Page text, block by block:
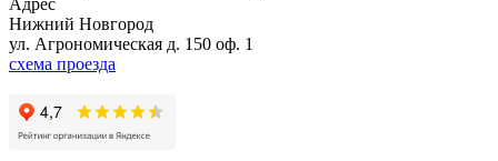
Нижний Новгород
ул. Агрономическая д. 150 оф. 1
схема проезда